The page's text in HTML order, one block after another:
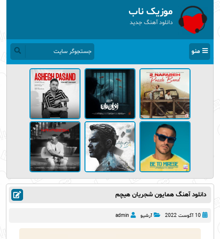
موزیک ناب
دانلود آهنگ جدید
منو
دانلود آهنگ همایون شجریان هیچم
10 آگوست 2022 آرشیو admin